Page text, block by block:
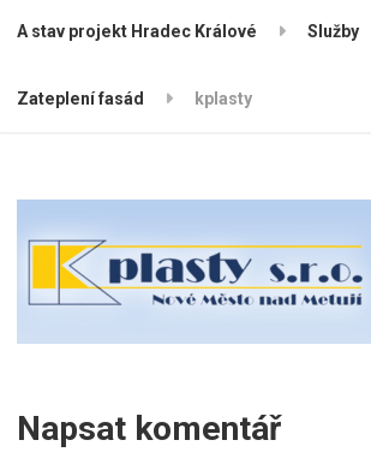
A stav projekt Hradec Králové Služby
Zateplení fasád kplasty
Napsat komentář